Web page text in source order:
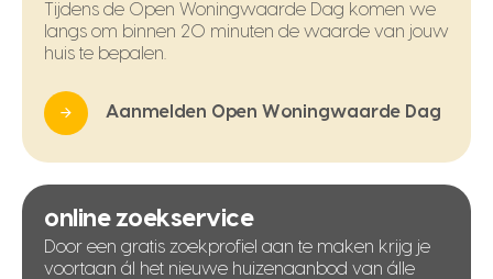
Tijdens de Open Woningwaarde Dag komen we
langs om binnen 20 minuten de waarde van jouw
huis te bepalen.
Aanmelden Open Woningwaarde Dag
online zoekservice
Door een gratis zoekprofiel aan te maken krijg je
voortaan ál het nieuwe huizenaanbod van álle